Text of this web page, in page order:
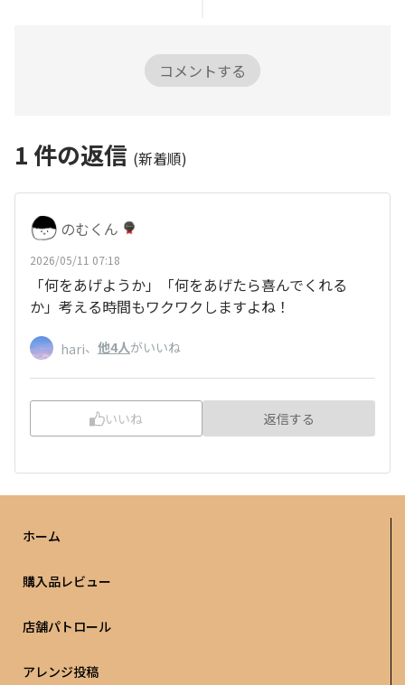
コメントする
1 件の返信 (新着順)
のむくん
2026/05/11 07:18
「何をあげようか」「何をあげたら喜んでくれる
か」考える時間もワクワクしますよね！
hari、 他4人がいいね
いいね 返信する
ホーム
購入品レビュー
店舗パトロール
アレンジ投稿